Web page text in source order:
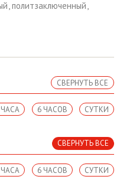
,политзаключенный,
СВЕРНУТЬ ВСЕ
СУТКИ
6 ЧАСОВ
ЧАСА
СВЕРНУТЬ ВСЕ
СУТКИ
6 ЧАСОВ
ЧАСА